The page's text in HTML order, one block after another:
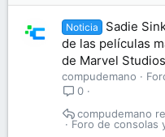
Noticia
Sadie
de las películas
de Marvel Studios
compudemano
0
Foro de consolas
compudemano